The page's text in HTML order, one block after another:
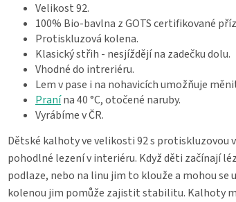
Velikost 92.
100% Bio-bavlna z GOTS certifikované
Protiskluzová kolena.
Klasický střih - nesjíždějí na zadečku dolu.
Vhodné do intreriéru.
Lem v pase i na nohavicích umožňuje
Pranína 40 °C, otočené naruby.
Vyrábíme v ČR.
Dětské kalhoty ve velikosti 92 s protiskluzovou
pohodlné lezení v interiéru. Když děti začínají
podlaze, nebo na linu jim to klouže a mohou
kolenou jim pomůže zajistit stabilitu. Kalhoty